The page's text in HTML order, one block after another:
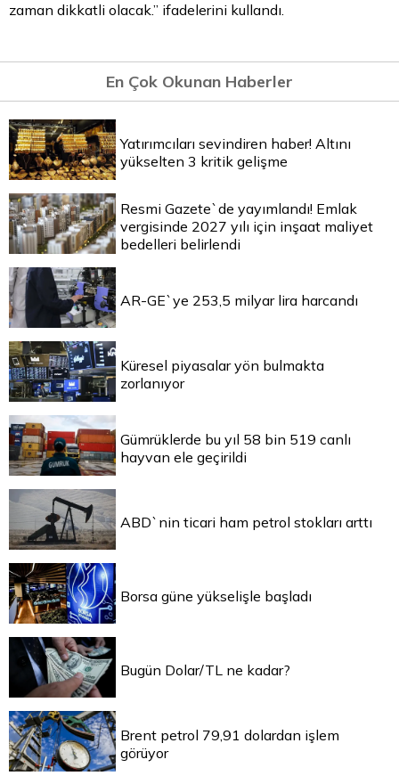
zaman dikkatli olacak.” ifadelerini kullandı.
En Çok Okunan Haberler
Yatırımcıları sevindiren haber! Altını
yükselten 3 kritik gelişme
Resmi Gazete`de yayımlandı! Emlak
vergisinde 2027 yılı için inşaat maliyet
bedelleri belirlendi
AR-GE`ye 253,5 milyar lira harcandı
Küresel piyasalar yön bulmakta
zorlanıyor
Gümrüklerde bu yıl 58 bin 519 canlı
hayvan ele geçirildi
ABD`nin ticari ham petrol stokları arttı
Borsa güne yükselişle başladı
Bugün Dolar/TL ne kadar?
Brent petrol 79,91 dolardan işlem
görüyor